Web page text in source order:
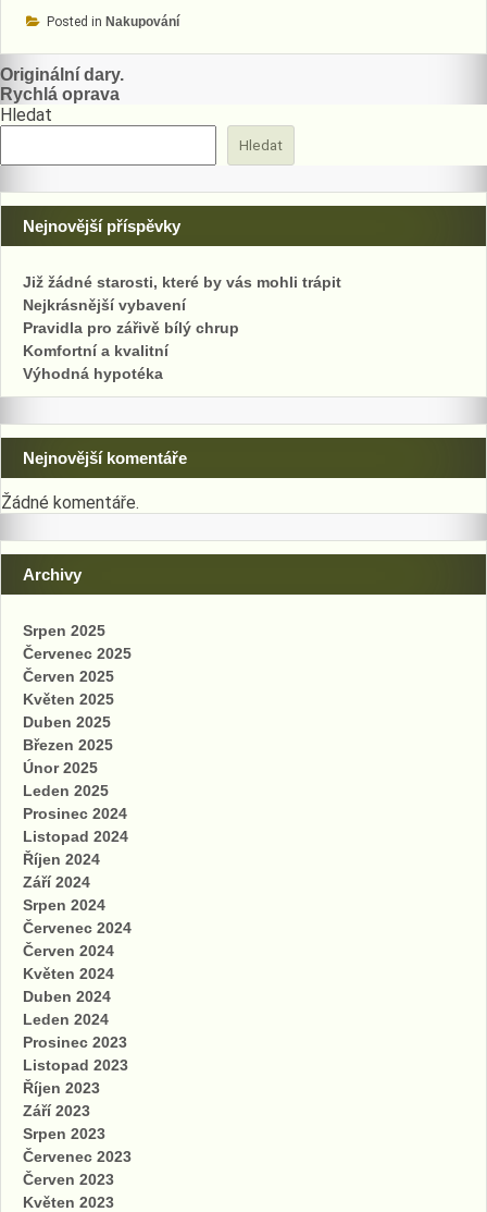
Posted in Nakupování
Navigace
pro
Originální dary.
Rychlá oprava
Hledat
Hledat
Nejnovější příspěvky
Již žádné starosti, které by vás mohli trápit
Nejkrásnější vybavení
Pravidla pro zářivě bílý chrup
Komfortní a kvalitní
Výhodná hypotéka
Nejnovější komentáře
Žádné komentáře.
Archivy
Srpen 2025
Červenec 2025
Červen 2025
Květen 2025
Duben 2025
Březen 2025
Únor 2025
Leden 2025
Prosinec 2024
Listopad 2024
Říjen 2024
Září 2024
Srpen 2024
Červenec 2024
Červen 2024
Květen 2024
Duben 2024
Leden 2024
Prosinec 2023
Listopad 2023
Říjen 2023
Září 2023
Srpen 2023
Červenec 2023
Červen 2023
Květen 2023